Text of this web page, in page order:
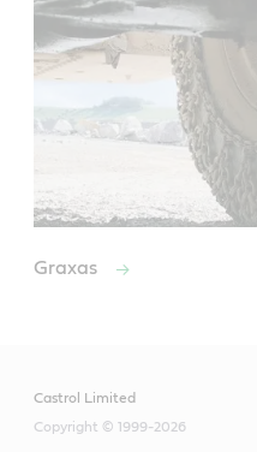
Graxas
Castrol Limited
Copyright © 1999-2026